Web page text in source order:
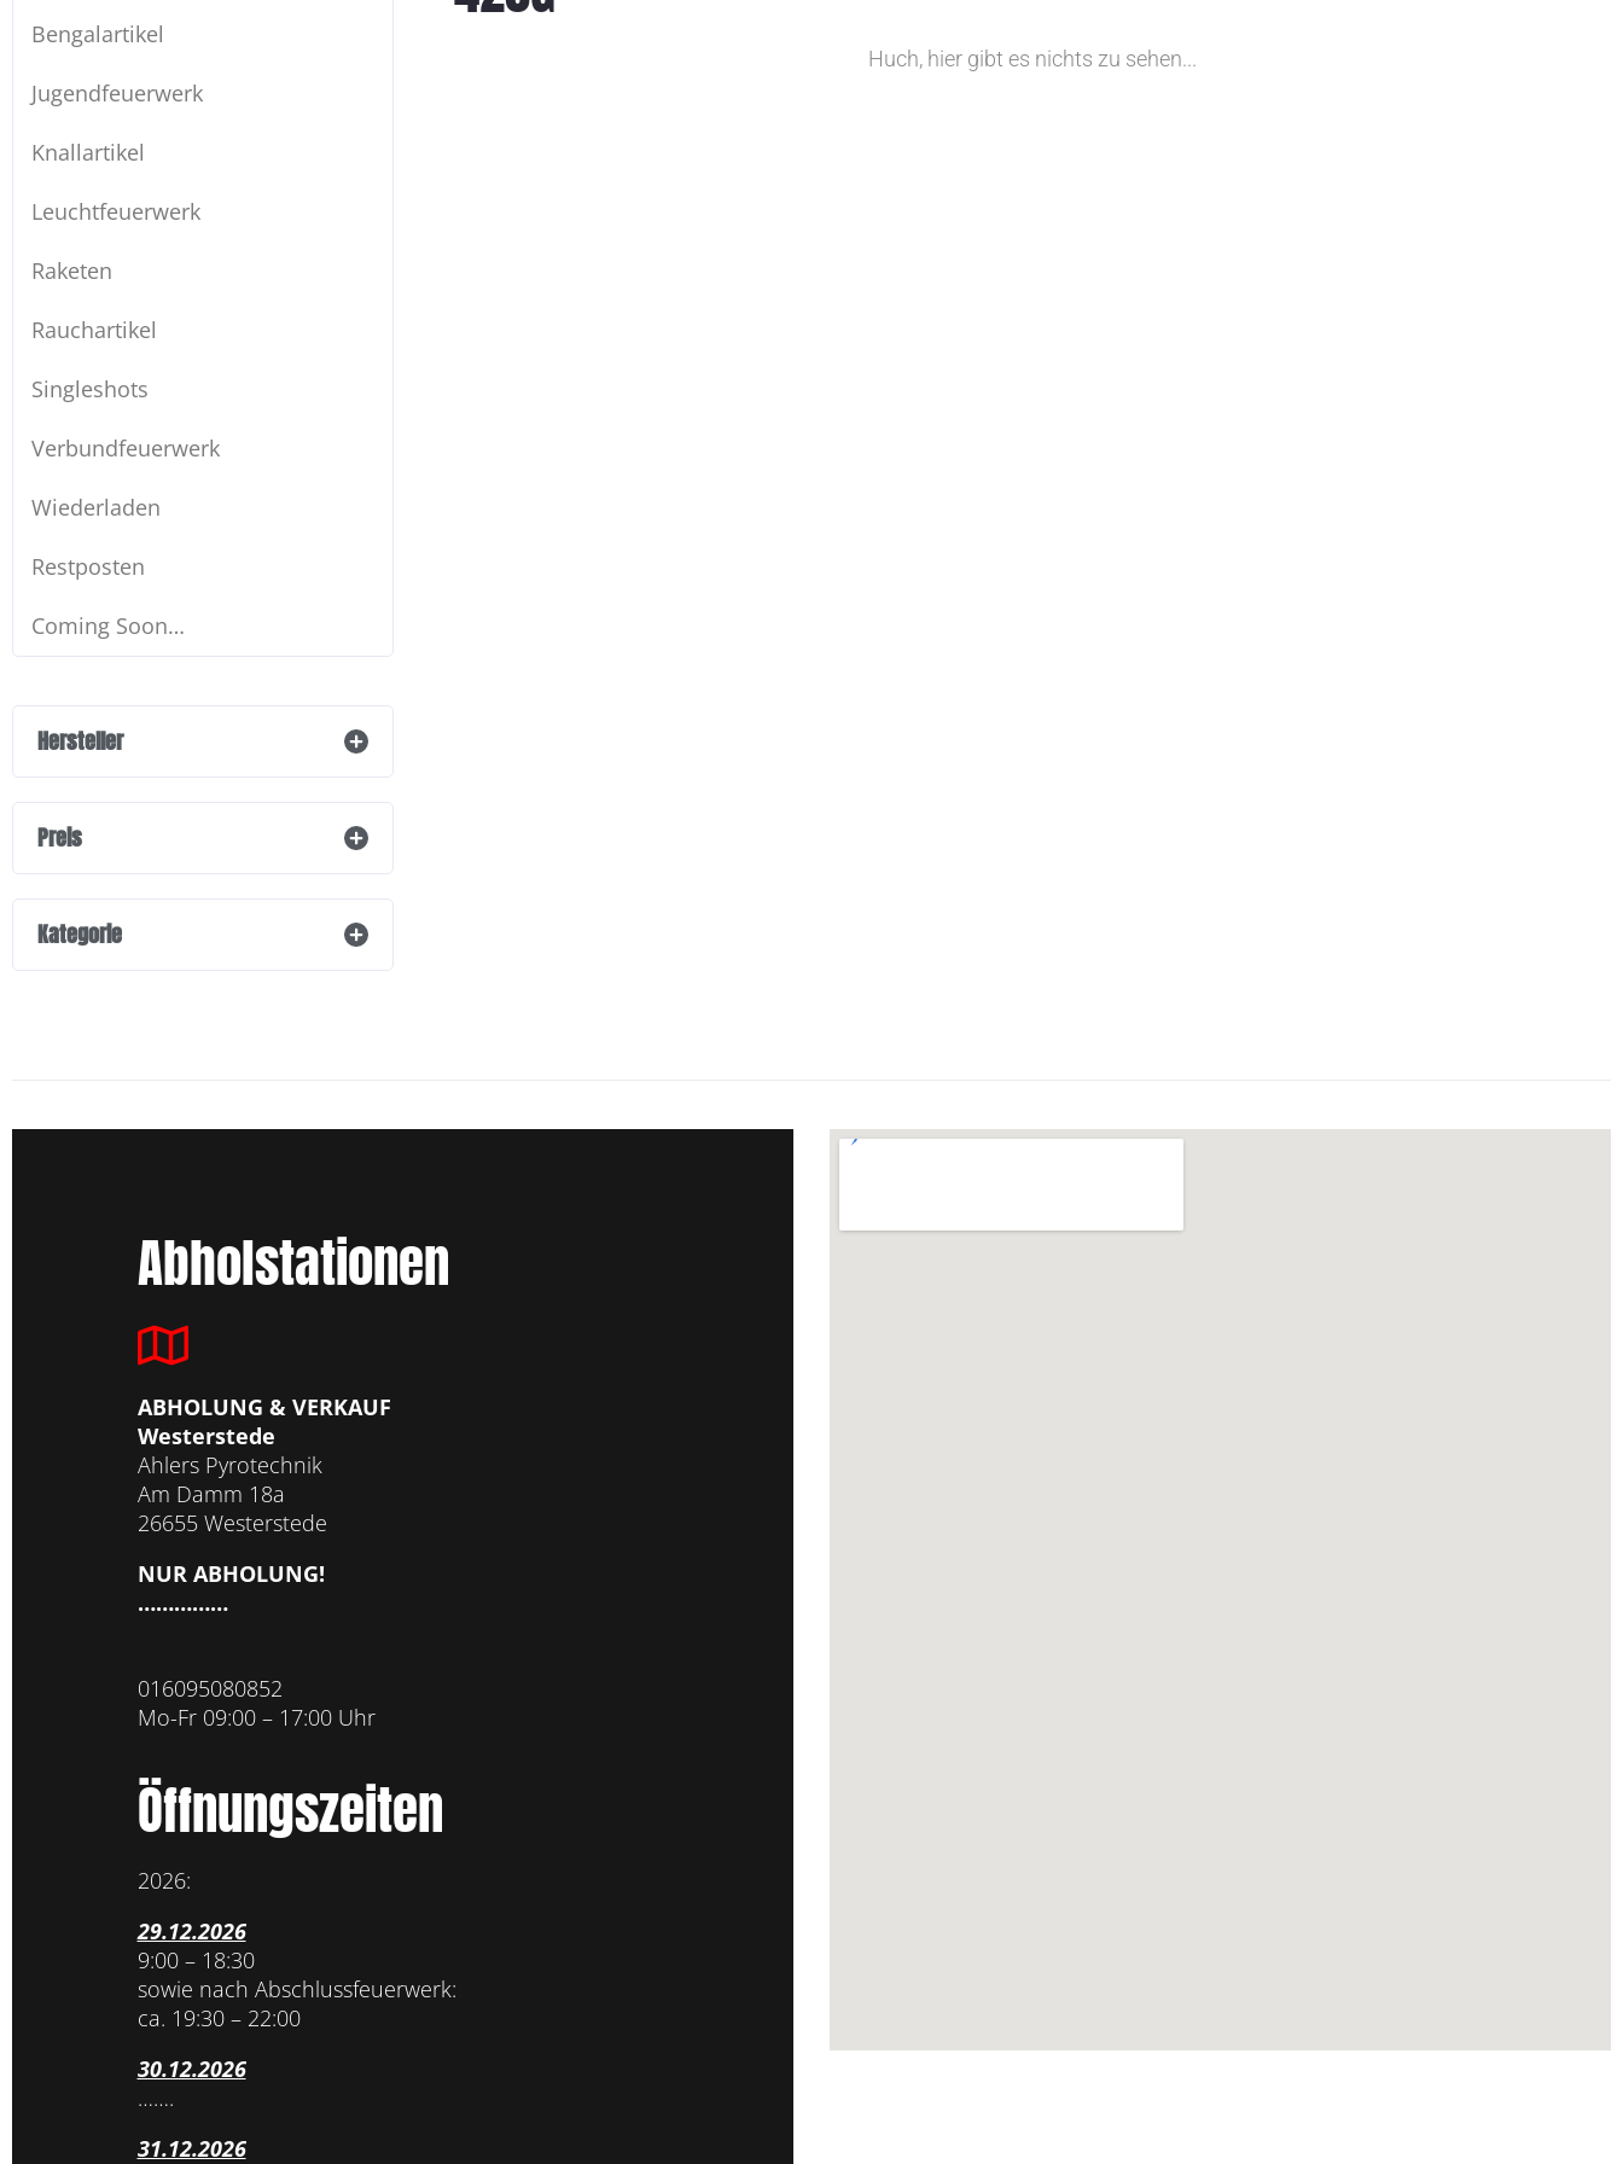
Bengalartikel
Jugendfeuerwerk
Knallartikel
Leuchtfeuerwerk
Raketen
Rauchartikel
Singleshots
Verbundfeuerwerk
Wiederladen
Restposten
Coming Soon…
Hersteller
Preis
Kategorie
Huch, hier gibt es nichts zu sehen...
Abholstationen
ABHOLUNG & VERKAUF
Westerstede
Ahlers Pyrotechnik
Am Damm 18a
26655 Westerstede
NUR ABHOLUNG!
……………
016095080852
Mo-Fr 09:00 – 17:00 Uhr
Öffnungszeiten
2026:
29.12.2026
9:00 – 18:30
sowie nach Abschlussfeuerwerk:
ca. 19:30 – 22:00
30.12.2026
…….
31.12.2026